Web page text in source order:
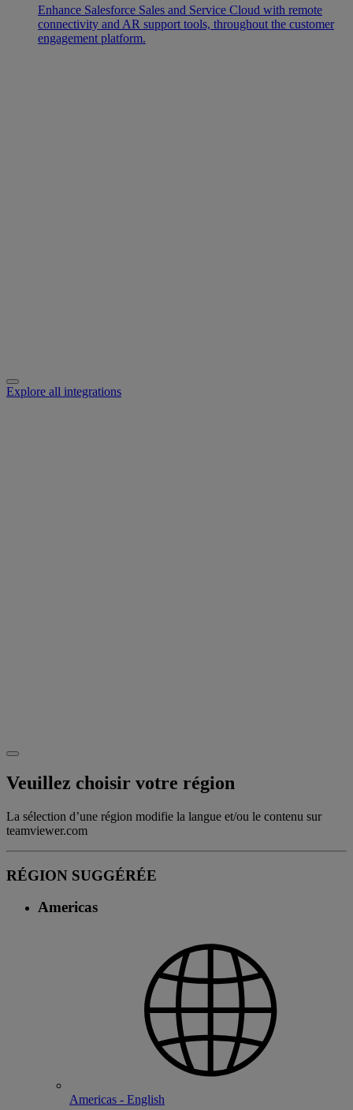
Enhance Salesforce Sales and Service Cloud with remote
connectivity and AR support tools, throughout the customer
engagement platform.
Explore all integrations
Veuillez choisir votre région
La sélection d’une région modifie la langue et/ou le contenu sur
teamviewer.com
RÉGION SUGGÉRÉE
Americas
Americas - English